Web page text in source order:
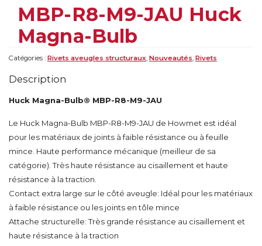
MBP-R8-M9-JAU Huck
Magna-Bulb
Catégories : Rivets aveugles structuraux Nouveautés Rivets
Description
Huck Magna-Bulb® MBP-R8-M9-JAU
Le Huck Magna-Bulb MBP-R8-M9-JAU de Howmet est idéal
pour les matériaux de joints à faible résistance ou à feuille
mince. Haute performance mécanique (meilleur de sa
catégorie). Très haute résistance au cisaillement et haute
résistance à la traction.
Contact extra large sur le côté aveugle: Idéal pour les matériaux
à faible résistance ou les joints en tôle mince
Attache structurelle: Très grande résistance au cisaillement et
haute résistance à la traction